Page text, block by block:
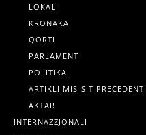
LOKALI
KRONAKA
QORTI
PARLAMENT
POLITIKA
ARTIKLI MIS-SIT PREĊEDENTI
AKTAR
INTERNAZZJONALI